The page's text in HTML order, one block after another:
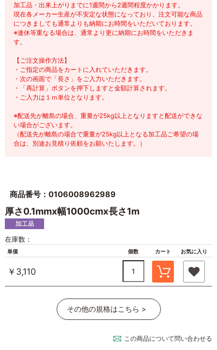
加工品・出来上がりまでに1週間から2週間程度かかります。
現在各メーカー生産が不安定な状態になっており、注文可能な商品
につきましても通常よりも納期にお時間をいただいております。
※連休等重なる場合は、通常より更に納期にお時間をいただきま
す。
【ご注文操作方法】
・ご指定の商品をカートに入れていただきます。
・次の画面で「長さ」をご入力いただきます。
・「再計算」ボタンを押下しますと金額計算されます。
・ご入力は１ｍ単位となります。
※配送先が離島の場合、重量が25kg以上となりますと配送ができな
い場合がございます。
（配送先が離島の場合で重量が25kg以上となる加工品ご希望の場
合は、別途お見積り依頼をお願いたします。）
商品番号：0106008962989
厚さ0.1mmx幅1000cmx長さ1m
在庫数：
単価 個数 カート お気に入り
￥3,110
その他の規格はこちら >
この商品について問い合わせる